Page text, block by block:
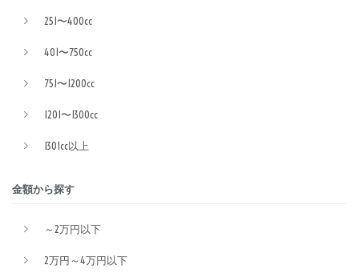
251〜400cc
401〜750cc
751〜1200cc
1201〜1300cc
1301cc以上
金額から探す
～2万円以下
2万円～4万円以下